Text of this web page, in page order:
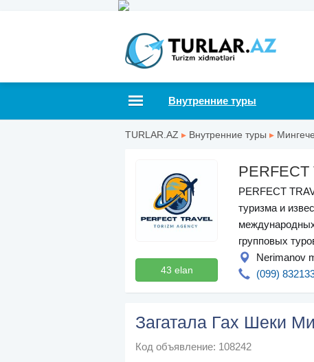
Внутренние туры
TURLAR.AZ ▸ Внутренние туры ▸
43 elan
PERFECT
PERFECT
туризма и
групповых
Nerimanov
(099)
Загатала Гах Шеки
Код объявление: 108242